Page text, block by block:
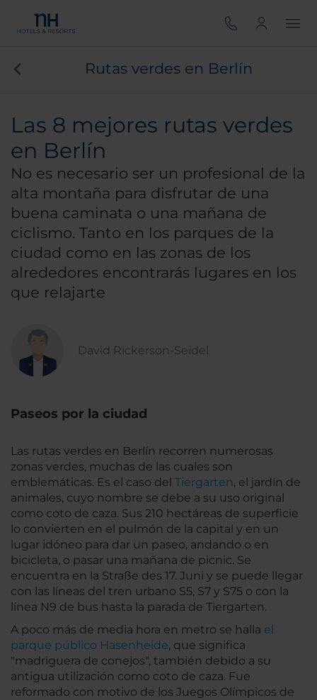
Rutas verdes en Berlín
Las 8 mejores rutas verdes
en Berlín
No es necesario ser un profesional de la
alta montaña para disfrutar de una
buena caminata o una mañana de
ciclismo. Tanto en los parques de la
ciudad como en las zonas de los
alrededores encontrarás lugares en los
que relajarte
David Rickerson-Seidel
Paseos por la ciudad
Las rutas verdes en Berlín recorren numerosas
zonas verdes, muchas de las cuales son
emblemáticas. Es el caso del Tiergarten, el jardín de
animales, cuyo nombre se debe a su uso original
como coto de caza. Sus 210 hectáreas de superficie
lo convierten en el pulmón de la capital y en un
lugar idóneo para dar un paseo, andando o en
bicicleta, o pasar una mañana de picnic. Se
encuentra en la Straße des 17. Juni y se puede llegar
con las líneas del tren urbano S5, S7 y S75 o con la
línea N9 de bus hasta la parada de Tiergarten.
A poco más de media hora en metro se halla el
parque público Hasenheide, que significa
"madriguera de conejos", también debido a su
antigua utilización como coto de caza. Fue
reformado con motivo de los Juegos Olímpicos de